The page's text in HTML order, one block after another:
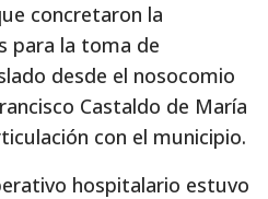
concretaron la
para la toma de
desde el nosocomio
Castaldo de María
con el municipio.
hospitalario estuvo